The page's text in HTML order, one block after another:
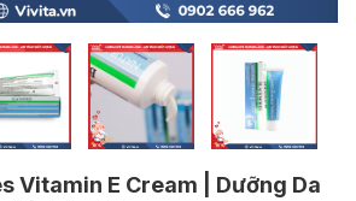
Vitamin E Cream | Dưỡng Da